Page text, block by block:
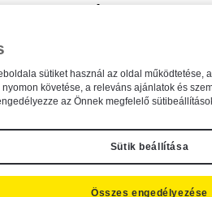
kereséséhez kérjük, írja be a
sütiket használ az oldal működtetése,
követése, a releváns ajánlatok és
az Önnek megfelelő
Sütik beállítása
Összes engedélyezése